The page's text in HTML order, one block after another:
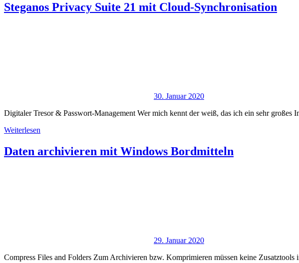
Steganos Privacy Suite 21 mit Cloud-Synchronisation
30. Januar 2020
Digitaler Tresor & Passwort-Management Wer mich kennt der weiß, das ich ein sehr großes
Weiterlesen
Daten archivieren mit Windows Bordmitteln
29. Januar 2020
Compress Files and Folders Zum Archivieren bzw. Komprimieren müssen keine